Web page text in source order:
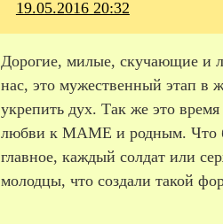
19.05.2016 20:32
Дорогие, милые, скучающие и
нас, это мужественный этап в
укрепить дух. Так же это
любви к МАМЕ и родным. Что
главное, каждый солдат
молодцы, что создали такой